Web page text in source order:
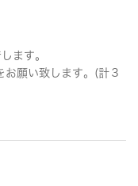
ます。
お願い致します。(計３